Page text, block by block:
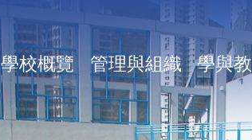
Main
navigation
學校概覽 管理與組織 學與教